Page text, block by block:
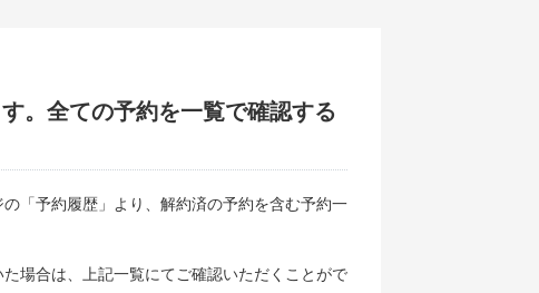
。全ての予約を一覧で確認する
「予約履歴」より、解約済の予約を含む予約一
場合は、上記一覧にてご確認いただくことがで